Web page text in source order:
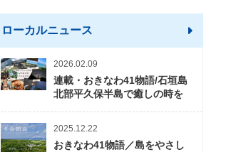
ローカルニュース
2026.02.09
連載・おきなわ41物語/石垣島
北部平久保半島で癒しの時を
2025.12.22
おきなわ41物語／島をやさし